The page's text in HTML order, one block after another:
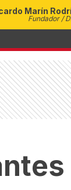
Marín
Fundador /